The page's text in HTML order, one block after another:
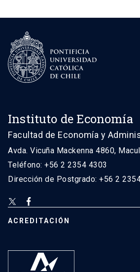
Instituto de Economía
Facultad de Economía y
Avda. Vicuña Mackenna 4860,
Teléfono: +56 2 2354 4303
Dirección de Postgrado: +56 2
ACREDITACIÓN